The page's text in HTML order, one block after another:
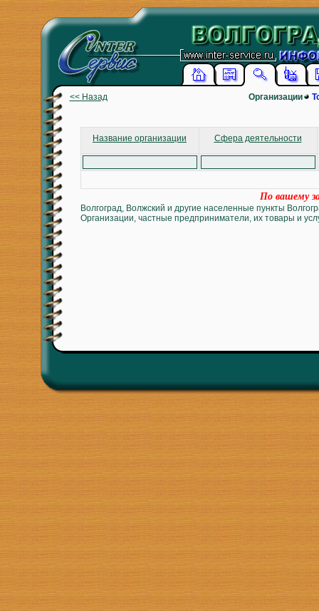
<< Назад Организации
Название организации Сфера деятельности
По вашему
Волгоград, Волжский и другие населенные пункты
Организации, частные предприниматели, их товары и